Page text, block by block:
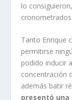
lo
Tanto Enrique
permitirse
podido inducir
concentración
además batir
presentó una